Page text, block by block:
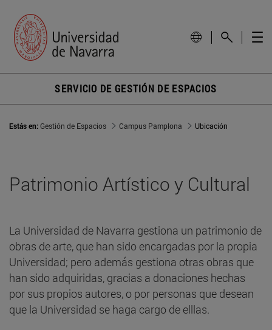
SERVICIO DE GESTIÓN DE ESPACIOS
Estás en:Gestión de Espacios Campus Pamplona Ubicación
Patrimonio Artístico y Cultural
La Universidad de Navarra gestiona un patrimonio de
obras de arte, que han sido encargadas por la propia
Universidad; pero además gestiona otras obras que
han sido adquiridas, gracias a donaciones hechas
por sus propios autores, o por personas que desean
que la Universidad se haga cargo de elllas.